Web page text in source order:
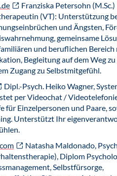
Franziska Petersohn (M.Sc.)
(VT): Unterstützung
und Ängsten,
gemeinsame
und beruflichen Bereich
Begleitung auf dem Weg
Zugang zu Selbstmitgefühl.
Dipl.-Psych. Heiko Wagner,
per Videochat /
für Einzelpersonen und Paare,
Unterstützt Ihr
Natasha Maldonado,
Diplom
Selbstfürsorge,